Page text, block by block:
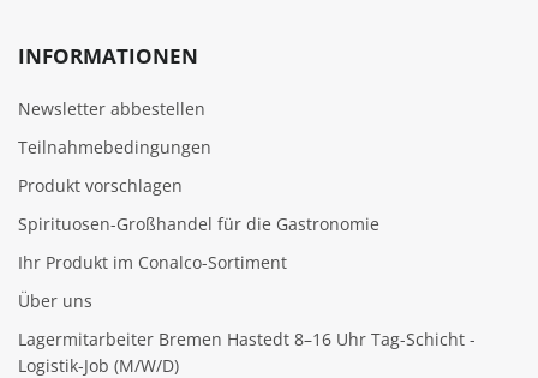
INFORMATIONEN
Newsletter abbestellen
Teilnahmebedingungen
Produkt vorschlagen
Spirituosen-Großhandel für die Gastronomie
Ihr Produkt im Conalco-Sortiment
Über uns
Lagermitarbeiter Bremen Hastedt 8–16 Uhr Tag-Schicht -
Logistik-Job (M/W/D)